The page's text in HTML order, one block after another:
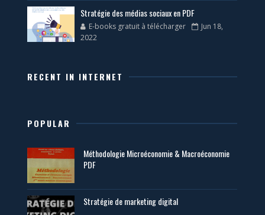
Stratégie des médias sociaux en PDF
E-books gratuit à télécharger
Jun 18,
2022
RECENT IN INTERNET
POPULAR
Méthodologie Microéconomie & Macroéconomie
PDF
Stratégie de marketing digital